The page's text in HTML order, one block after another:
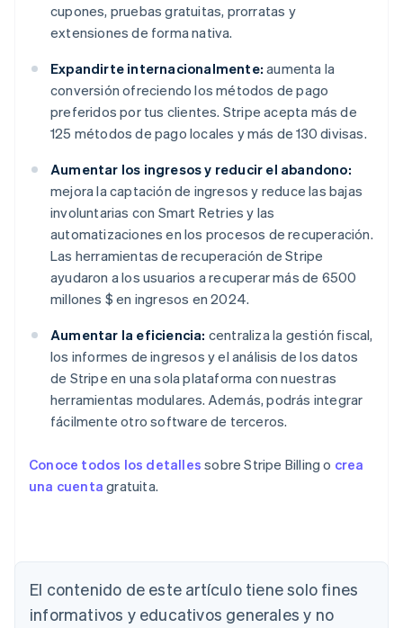
cupones, pruebas gratuitas, prorratas y
extensiones de forma nativa.
Expandirte internacionalmente: aumenta la
conversión ofreciendo los métodos de pago
preferidos por tus clientes. Stripe acepta más de
125 métodos de pago locales y más de 130 divisas.
Aumentar los ingresos y reducir el abandono:
mejora la captación de ingresos y reduce las bajas
involuntarias con Smart Retries y las
automatizaciones en los procesos de recuperación.
Las herramientas de recuperación de Stripe
ayudaron a los usuarios a recuperar más de 6500
millones $ en ingresos en 2024.
Aumentar la eficiencia: centraliza la gestión fiscal,
los informes de ingresos y el análisis de los datos
de Stripe en una sola plataforma con nuestras
herramientas modulares. Además, podrás integrar
fácilmente otro software de terceros.
Conoce todos los detalles sobre Stripe Billing o crea
una cuenta gratuita.
El contenido de este artículo tiene solo fines
informativos y educativos generales y no
DeutschEnglish
Australia